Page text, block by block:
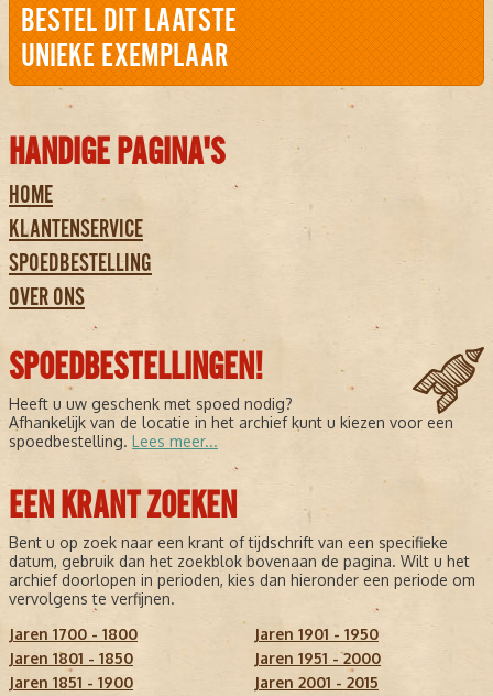
BESTEL DIT LAATSTE
UNIEKE EXEMPLAAR
HANDIGE PAGINA'S
HOME
KLANTENSERVICE
SPOEDBESTELLING
OVER ONS
SPOEDBESTELLINGEN!
Heeft u uw geschenk met spoed nodig?
Afhankelijk van de locatie in het archief kunt u kiezen voor een
spoedbestelling. Lees meer...
EEN KRANT ZOEKEN
Bent u op zoek naar een krant of tijdschrift van een specifieke
datum, gebruik dan het zoekblok bovenaan de pagina. Wilt u het
archief doorlopen in perioden, kies dan hieronder een periode om
vervolgens te verfijnen.
Jaren 1700 - 1800
Jaren 1801 - 1850
Jaren 1851 - 1900
Jaren 1901 - 1950
Jaren 1951 - 2000
Jaren 2001 - 2015